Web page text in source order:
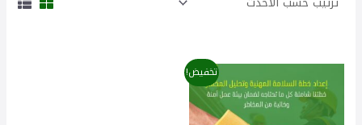
تخفيض! السعر
الأصلي
هو:
250,00 $.
السعر
الحالي
هو:
185,00 $.